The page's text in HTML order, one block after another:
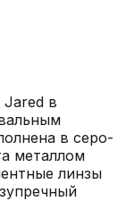
Jared в
в серо-
металлом
линзы